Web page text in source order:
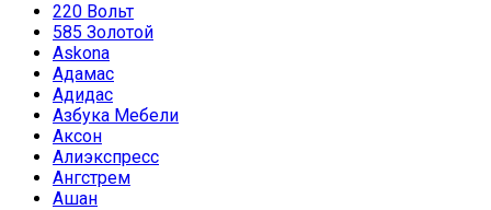
220 Вольт
585 Золотой
Askona
Адамас
Адидас
Азбука Мебели
Аксон
Алиэкспресс
Ангстрем
Ашан